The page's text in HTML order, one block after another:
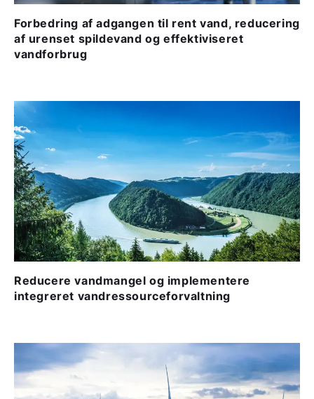
Forbedring af adgangen til rent vand, reducering
af urenset spildevand og effektiviseret
vandforbrug
Reducere vandmangel og implementere
integreret vandressourceforvaltning